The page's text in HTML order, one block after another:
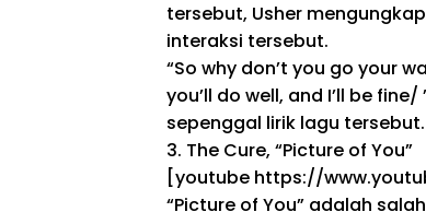
tersebut, Usher
interaksi tersebut.
“So why don’t you go your
you’ll do well, and I’ll be
sepenggal lirik lagu tersebut.
3. The Cure, “Picture of You”
[youtube https://
“Picture of You” adalah